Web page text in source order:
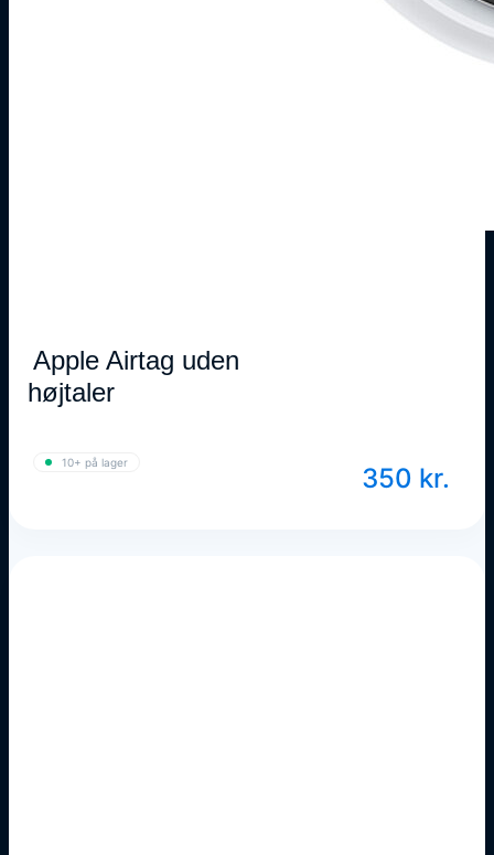
Apple Airtag uden
højtaler
350 kr.
10+ på lager